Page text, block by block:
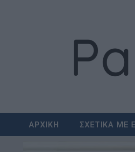
ΑΡΧΙΚΗ ΣΧΕΤΙΚΑ ΜΕ